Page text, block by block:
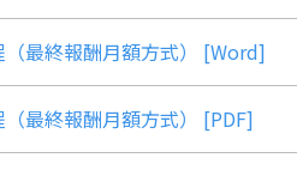
最終報酬月額方式） [Word]
最終報酬月額方式） [PDF]